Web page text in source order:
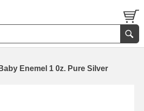
Enemel 1 0z. Pure Silver